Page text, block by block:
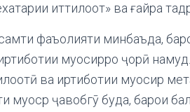
иттилоот» ва ғайра
фаъолияти минбаъда,
муосирро ҷорӣ
ва иртиботии муосир
муоср ҷавобгӯ буда, барои